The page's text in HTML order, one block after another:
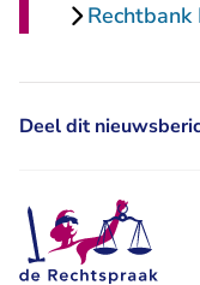
Deel dit